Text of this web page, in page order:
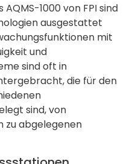
1000 von FPI sind
ausgestattet
mit
und
sind oft in
die für den
sind, von
zu abgelegenen